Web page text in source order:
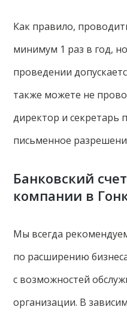
Как правило,
минимум 1 раз в год,
проведении
также можете не
директор и секретарь
письменное
Банковский
компании в
Мы всегда
по расширению
с возможностей
организации. В